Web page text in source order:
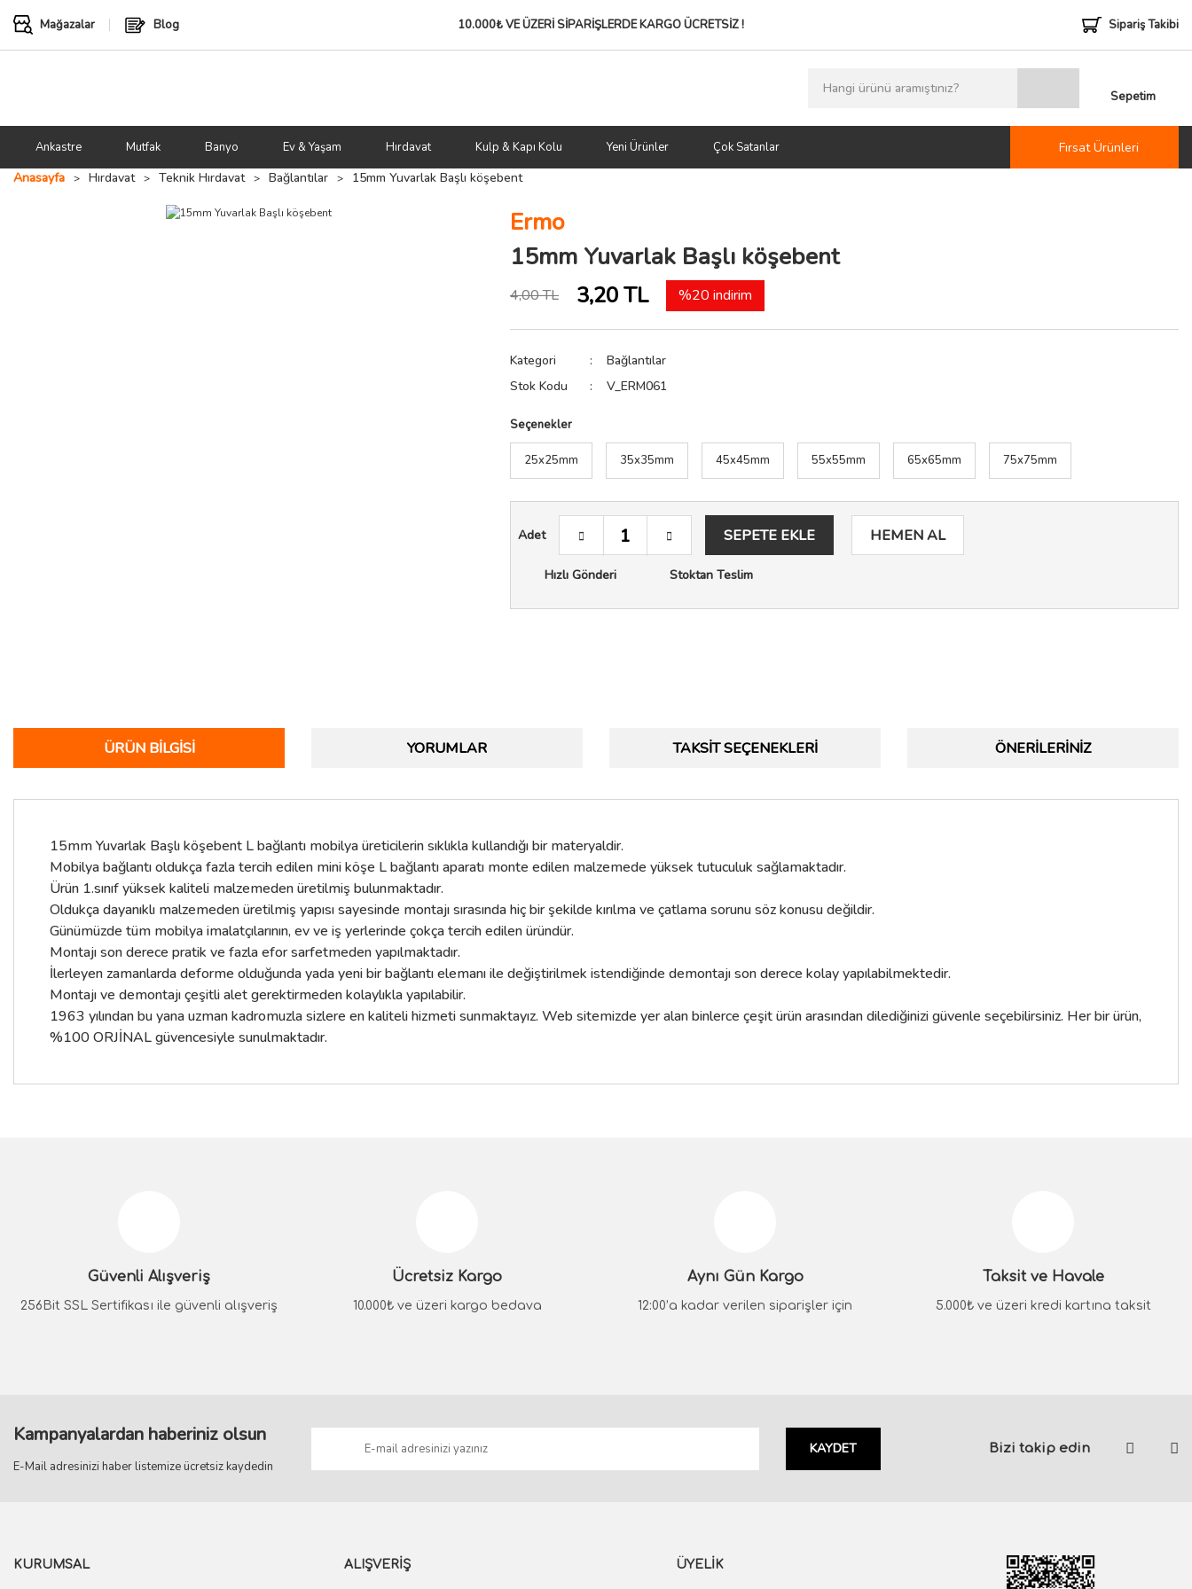
Mağazalar Blog 10.000₺ VE ÜZERİ SİPARİŞLERDEKARGO ÜCRETSİZ ! Sipariş Takibi
Sepetim
Ankastre Mutfak Banyo Ev & Yaşam Hırdavat Kulp & Kapı Kolu Yeni Ürünler Çok Satanlar
Fırsat Ürünleri
Anasayfa
Hırdavat Teknik Hırdavat Bağlantılar 15mm Yuvarlak Başlı köşebent
Ermo
15mm Yuvarlak Başlı köşebent
4,00 TL 3,20 TL %20 indirim
Kategori
Bağlantılar
Stok Kodu
V_ERM061
Seçenekler
25x25mm 35x35mm 45x45mm 55x55mm 65x65mm 75x75mm
Adet SEPETE EKLE HEMEN AL
Hızlı Gönderi Stoktan Teslim
ÜRÜN BILGISI YORUMLAR TAKSIT SEÇENEKLERI ÖNERILERINIZ
15mm Yuvarlak Başlı köşebent L bağlantı mobilya üreticilerin sıklıkla kullandığı bir materyaldir.
Mobilya bağlantı oldukça fazla tercih edilen mini köşe L bağlantı aparatı monte edilen malzemede yüksek tutuculuk sağlamaktadır.
Ürün 1.sınıf yüksek kaliteli malzemeden üretilmiş bulunmaktadır.
Oldukça dayanıklı malzemeden üretilmiş yapısı sayesinde montajı sırasında hiç bir şekilde kırılma ve çatlama sorunu söz konusu değildir.
Günümüzde tüm mobilya imalatçılarının, ev ve iş yerlerinde çokça tercih edilen üründür.
Montajı son derece pratik ve fazla efor sarfetmeden yapılmaktadır.
İlerleyen zamanlarda deforme olduğunda yada yeni bir bağlantı elemanı ile değiştirilmek istendiğinde demontajı son derece kolay yapılabilmektedir.
Montajı ve demontajı çeşitli alet gerektirmeden kolaylıkla yapılabilir.
1963 yılından bu yana uzman kadromuzla sizlere en kaliteli hizmeti sunmaktayız. Web sitemizde yer alan binlerce çeşit ürün arasından dilediğinizi güvenle seçebilirsiniz. Her bir ürün,
%100 ORJİNAL güvencesiyle sunulmaktadır.
Ürün bilgilerinde hatalar bulunuyor.
Ürün fiyatı diğer sitelerden daha pahalı.
Güvenli Alışveriş
256Bit SSL Sertifikası ile güvenli alışveriş
Ücretsiz Kargo
10.000₺ ve üzeri kargo bedava
Aynı Gün Kargo
12:00’a kadar verilen siparişler için
Taksit ve Havale
5.000₺ ve üzeri kredi kartına taksit
Kampanyalardan haberiniz olsun
E-Mail adresinizi haber listemize ücretsiz kaydedin
KAYDET Bizi takip edin
KURUMSAL ALIŞVERİŞ ÜYELİK